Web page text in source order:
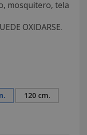
mosquitero, tela
OXIDARSE.
120 cm.